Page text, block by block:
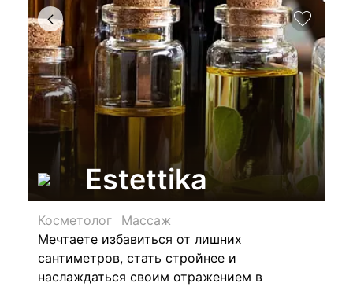
Estettika
Косметолог
Массаж
Мечтаете избавиться от лишних
сантиметров, стать стройнее и
наслаждаться своим отражением в